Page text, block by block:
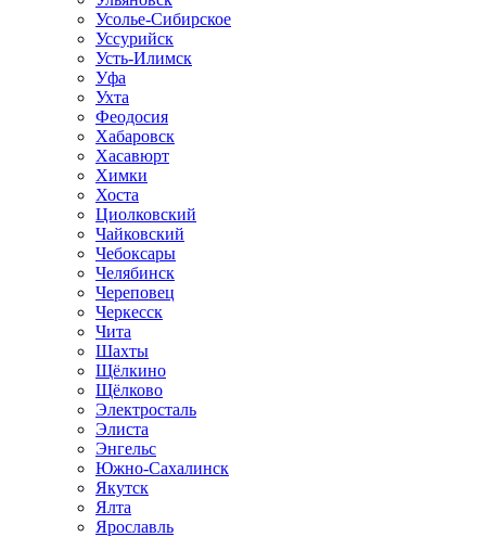
Усолье-Сибирское
Уссурийск
Усть-Илимск
Уфа
Ухта
Феодосия
Хабаровск
Хасавюрт
Химки
Хоста
Циолковский
Чайковский
Чебоксары
Челябинск
Череповец
Черкесск
Чита
Шахты
Щёлкино
Щёлково
Электросталь
Элиста
Энгельс
Южно-Сахалинск
Якутск
Ялта
Ярославль